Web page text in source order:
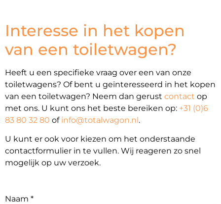
Interesse in het kopen
van een toiletwagen?
Heeft u een specifieke vraag over een van onze
toiletwagens? Of bent u geïnteresseerd in het kopen
van een toiletwagen? Neem dan gerust contact op
met ons. U kunt ons het beste bereiken op: +31 (0)6
83 80 32 80 of info@totalwagon.nl.
U kunt er ook voor kiezen om het onderstaande
contactformulier in te vullen. Wij reageren zo snel
mogelijk op uw verzoek.
Naam *